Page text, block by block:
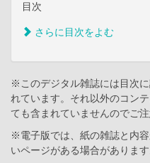
目次
さらに目次をよむ
※このデジタル雑誌には目次
れています。それ以外のコン
ても含まれていませんのでご注
※電子版では、紙の雑誌と内
いページがある場合があります